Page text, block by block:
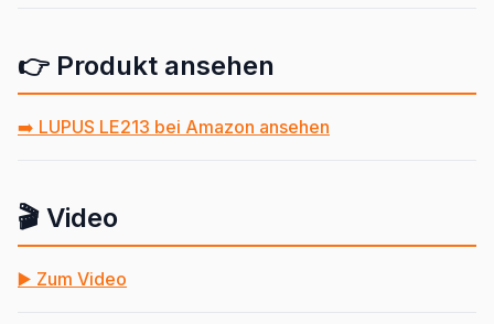
👉 Produkt ansehen
➡️ LUPUS LE213 bei Amazon ansehen
🎬 Video
▶️ Zum Video